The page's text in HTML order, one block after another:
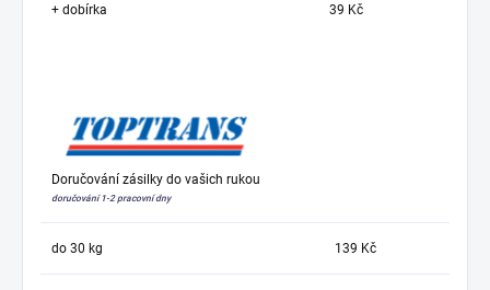
+ dobírka 39 Kč
Doručování zásilky do vašich rukou
doručování 1-2 pracovní dny
do 30 kg 139 Kč